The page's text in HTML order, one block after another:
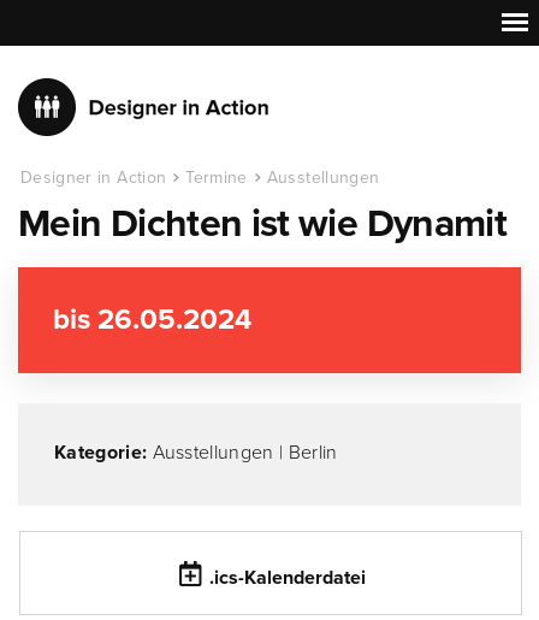
Designer in Action Termine Ausstellungen
Mein Dichten ist wie Dynamit
bis 26.05.2024
Kategorie: Ausstellungen | Berlin
.ics-Kalenderdatei